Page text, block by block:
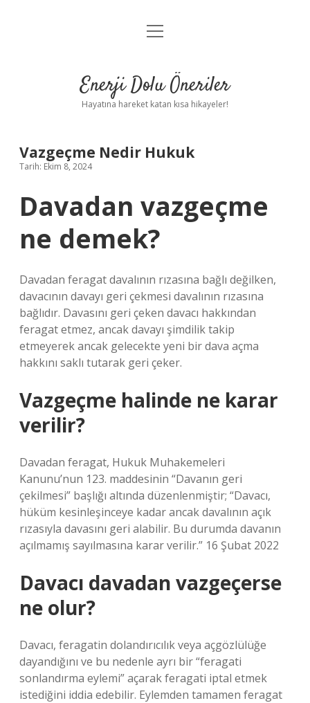
Anasayfa
Yasal Uyarı
menüyü
Enerji Dolu Öneriler
Hayatına hareket katan kısa hikayeler!
Vazgeçme Nedir Hukuk
Tarih: Ekim 8, 2024
Davadan vazgeçme
ne demek?
Davadan feragat davalının rızasına bağlı değilken,
davacının davayı geri çekmesi davalının rızasına
bağlıdır. Davasını geri çeken davacı hakkından
feragat etmez, ancak davayı şimdilik takip
etmeyerek ancak gelecekte yeni bir dava açma
hakkını saklı tutarak geri çeker.
Vazgeçme halinde ne karar
verilir?
Davadan feragat, Hukuk Muhakemeleri
Kanunu’nun 123. maddesinin “Davanın geri
çekilmesi” başlığı altında düzenlenmiştir; “Davacı,
hüküm kesinleşinceye kadar ancak davalının açık
rızasıyla davasını geri alabilir. Bu durumda davanın
açılmamış sayılmasına karar verilir.” 16 Şubat 2022
Davacı davadan vazgeçerse
ne olur?
Davacı, feragatin dolandırıcılık veya açgözlülüğe
dayandığını ve bu nedenle ayrı bir “feragati
sonlandırma eylemi” açarak feragati iptal etmek
istediğini iddia edebilir. Eylemden tamamen feragat